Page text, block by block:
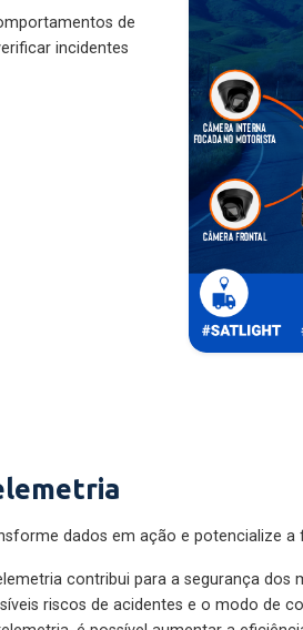
de
incidentes
dados em ação e potencialize a
contribui para a segurança dos
riscos de acidentes e o modo de
é possível aumentar a